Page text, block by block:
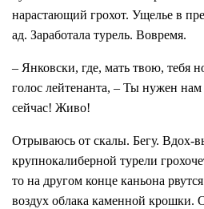
нарастающий грохот. Ущелье в
ад. Заработала турель. Вовремя.
– Янковски, где, мать твою, тебя
голос лейтенанта, – Ты нужен нам
сейчас! Живо!
Отрываюсь от скалы. Бегу. Вдох-
крупнокалиберной турели
то на другом конце каньона
воздух облака каменной крошки.